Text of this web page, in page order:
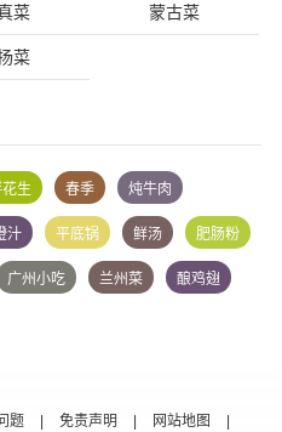
菜 蒙古菜
菜
生 春季 炖牛肉
汁 平底锅 鲜汤 肥肠粉
广州小吃 兰州菜 酿鸡翅
题 | 免责声明 | 网站地图 |